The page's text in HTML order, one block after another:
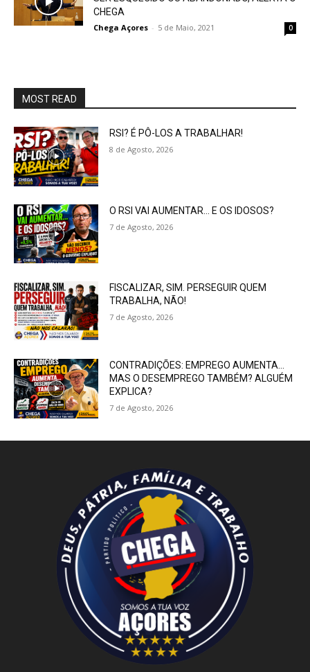
CHEGA
Chega Açores - 5 de Maio, 2021 0
MOST READ
RSI? É PÔ-LOS A TRABALHAR!
8 de Agosto, 2026
O RSI VAI AUMENTAR… E OS IDOSOS?
7 de Agosto, 2026
FISCALIZAR, SIM. PERSEGUIR QUEM
TRABALHA, NÃO!
7 de Agosto, 2026
CONTRADIÇÕES: EMPREGO AUMENTA…
MAS O DESEMPREGO TAMBÉM? ALGUÉM
EXPLICA?
7 de Agosto, 2026